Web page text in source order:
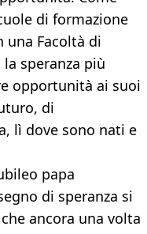
di formazione
una Facoltà di
speranza più
opportunità ai suoi
di
lì dove sono nati e
papa
di speranza si
ancora una volta